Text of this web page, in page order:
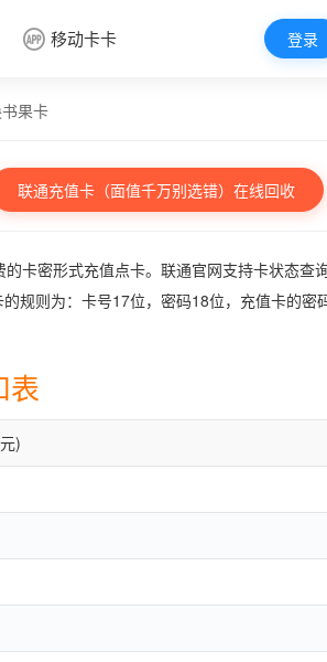
 移动卡卡 登录
果卡
联通充值卡（面值千万别选错）在线回收
卡密形式充值点卡。联通官网支持卡状态查
规则为：卡号17位，密码18位，充值卡的密
表
)